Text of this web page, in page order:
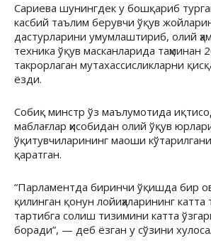
Сариева шунингдек у бошқариб
касбий таълим берувчи ўқув
дастурларини умумлаштириб, олий
техника ўқув масканларида таҳминан
такрорлаган мутахассисликларни
ёзди.
Собиқ минстр ўз маълумотида
маблағлар ҳисобидан олий ўқув
ўқитувчиларининг маоши
қаратган.
“Парламентда биринчи ўқишда бир
қилинган қонун лойиҳаларининг
тартибга солиш тизимини катта
боради”, — деб ёзган у сўзини